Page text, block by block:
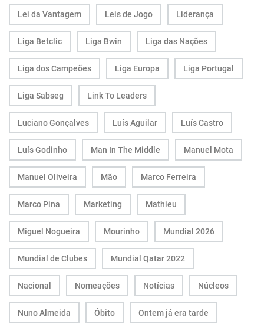
Lei da Vantagem Leis de Jogo Liderança
Liga Betclic Liga Bwin Liga das Nações
Liga dos Campeões Liga Europa Liga Portugal
Liga Sabseg Link To Leaders
Luciano Gonçalves Luís Aguilar Luís Castro
Luís Godinho Man In The Middle Manuel Mota
Manuel Oliveira Mão Marco Ferreira
Marco Pina Marketing Mathieu
Miguel Nogueira Mourinho Mundial 2026
Mundial de Clubes Mundial Qatar 2022
Nacional Nomeações Notícias Núcleos
Nuno Almeida Óbito Ontem já era tarde